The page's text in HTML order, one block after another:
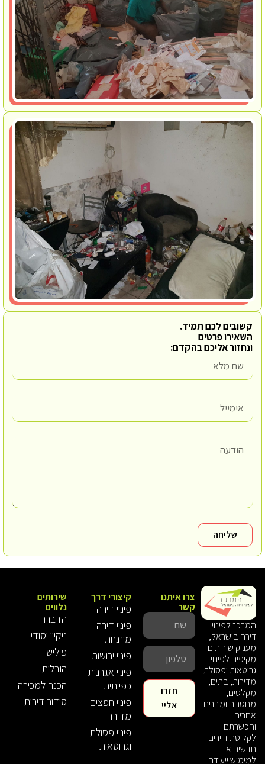
קשובים לכם תמיד.
השאירו פרטים
ונחזור אליכם בהקדם:
שליחה
המרכז לפינוי
דירה בישראל,
מעניק שירותים
מקיפים לפינוי
גרוטאות ופסולת
מדירות, בתים,
מקלטים,
מחסנים ומבנים
אחרים
והכשרתם
לקליטת דיירים
חדשים או
למימוש ייעודם
קיצורי דרך
פינוי דירה
פינוי דירה
מוזנחת
פינוי ירושות
פינוי אגרנות
כפייתית
פינוי חפצים
מדירה
פינוי פסולת
וגרוטאות
שירותים
נלווים
הדברה
ניקיון יסודי
פוליש
הובלות
הכנה למכירה
סידור דירות
צרו איתנו
קשר
חזרו
אליי